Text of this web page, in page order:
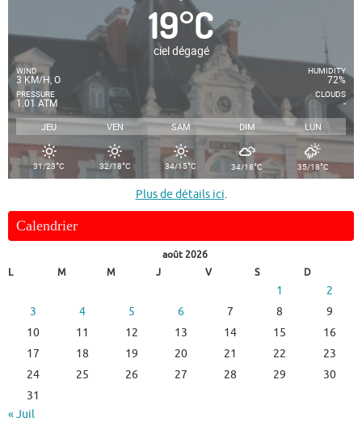
19°C
ciel dégagé
WIND
3 KM/H, O
PRESSURE
1.01 ATM
HUMIDITY
72%
CLOUDS
-
JEU VEN SAM DIM LUN
31/23°C 32/18°C 34/15°C 34/18°C 35/18°C
Plus de détails ici.
Calendrier
août 2026
L
M M J V S D
1
2
3
4 5 6 7 8
9
10
11 12 13 14 15
16
17
18 19 20 21 22
23
24
25 26 27 28 29
30
31
« Juil